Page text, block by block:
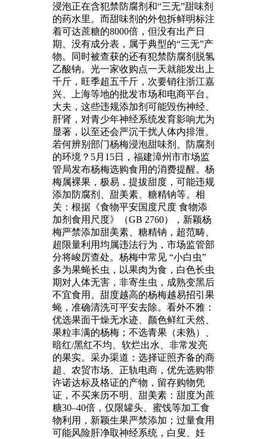
浸泡正在含犯禁防腐剂和“三无”甜味剂
的药水里。而甜味剂的外包拆鲜明标注
着可达蔗糖的8000倍，但没有出产日
期、没有成分表，属于典型的“三无”产
物。同时被查获的还有犯禁防腐剂脱氢
乙酸钠。光一家收购点一天就能发出上
千斤，旺季超五千斤，次要销往浙江嘉
兴、上海等地的批发市场和电商平台。
大夫，这些违规添加剂可能毁伤神经、
肝肾，对青少年神经系统发育影响尤为
显著，以至还会严沉干扰人体内排泄。
若何辨别部门杨梅浸泡甜味剂、防腐剂
的环境？5月15日，福建漳州市市场监
管局发布杨梅选购食用的消费提醒。杨
梅属裸果，极易，提拔甜度，可能违规
添加防腐剂、甜美素、糖精钠等。相
关：根据《食物平安国度尺度 食物添
加剂食用尺度》（GB 2760），新颖杨
梅严禁添加甜美素、糖精钠，超范畴、
超限量利用均属违法行为，市场监管部
分将峻厉查处。杨梅中常见 “小白虫”
多为果蝇长虫，以果肉为食，白色长虫
期对人体无害，非寄生虫，成熟变黑后
不宜食用。甜度越高的杨梅越易招引果
蝇，准确清洗可平安去除。看外不雅：
优选果面干燥无水迹、颜色鲜红天然、
果粒丰满的杨梅；不选青果（未熟）、
暗红/黑红不均、软烂出水、非常发亮
的果实。采办渠道：选择证照齐备的商
超、农贸市场、正轨电商，优先选购带
许诺达标及格证的产物，留存购物凭
证，不买来历不明、甜美素：甜度为蔗
糖30–40倍，仅限罐头、蜜饯等加工食
物利用，新颖生果严禁添加；过量食用
可能风险肝净取神经系统，白叟、妊